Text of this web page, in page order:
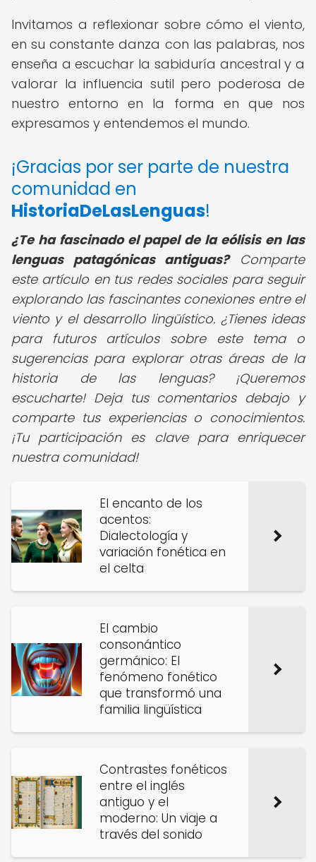
Invitamos a reflexionar sobre cómo el viento,
en su constante danza con las palabras, nos
enseña a escuchar la sabiduría ancestral y a
valorar la influencia sutil pero poderosa de
nuestro entorno en la forma en que nos
expresamos y entendemos el mundo.
¡Gracias por ser parte de nuestra
comunidad en
HistoriaDeLasLenguas!
¿Te ha fascinado el papel de la eólisis en las
lenguas patagónicas antiguas?Comparte
este artículo en tus redes sociales para seguir
explorando las fascinantes conexiones entre el
viento y el desarrollo lingüístico. ¿Tienes ideas
para futuros artículos sobre este tema o
sugerencias para explorar otras áreas de la
historia de las lenguas? ¡Queremos
escucharte! Deja tus comentarios debajo y
comparte tus experiencias o conocimientos.
¡Tu participación es clave para enriquecer
nuestra comunidad!
El encanto de los
acentos:
Dialectología y
variación fonética en
el celta
El cambio
consonántico
germánico: El
fenómeno fonético
que transformó una
familia lingüística
Contrastes fonéticos
entre el inglés
antiguo y el
moderno: Un viaje a
través del sonido